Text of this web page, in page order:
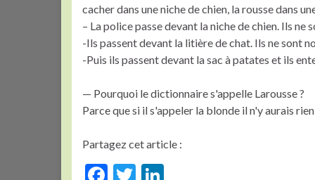
cacher dans une niche de chien, la rousse dans
– La police passe devant la niche de chien. Ils
-Ils passent devant la litière de chat. Ils ne sont
-Puis ils passent devant la sac à patates et ils
— Pourquoi le dictionnaire s'appelle Larousse ?
Parce que si il s'appeler la blonde il n'y aurais
Partagez cet article :